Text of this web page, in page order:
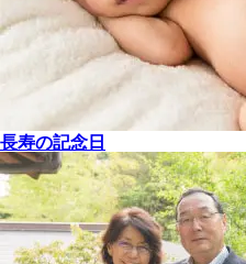
長寿の記念日